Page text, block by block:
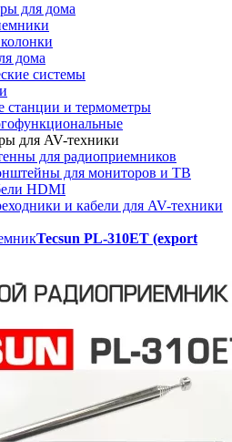
для дома
дома
системы
станции и термометры
для AV-техники
для радиоприемников
для мониторов и ТВ
HDMI
и кабели для AV-техники
Tecsun PL-310ET (export